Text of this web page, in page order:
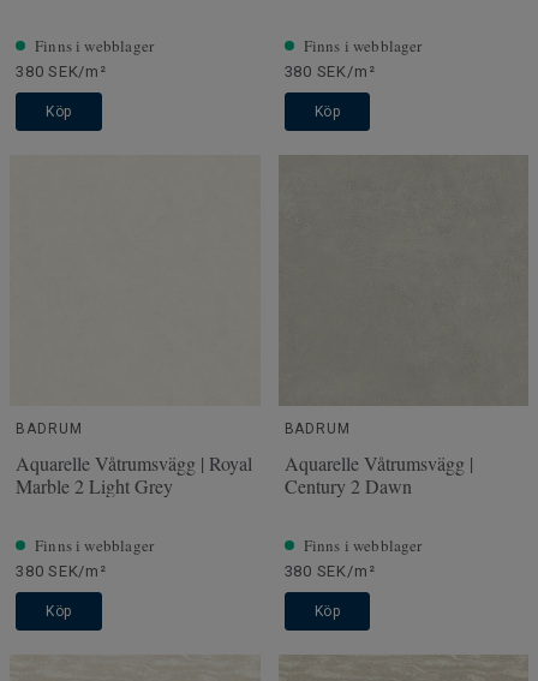
Finns i webblager
380 SEK/m²
Köp
Finns i webblager
380 SEK/m²
Köp
BADRUM
Aquarelle Våtrumsvägg | Royal
Marble 2 Light Grey
Finns i webblager
380 SEK/m²
Köp
BADRUM
Aquarelle Våtrumsvägg |
Century 2 Dawn
Finns i webblager
380 SEK/m²
Köp